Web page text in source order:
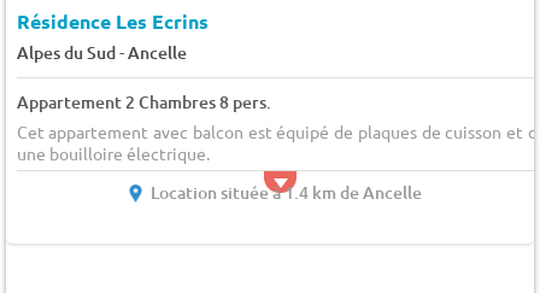
Résidence Les Ecrins
Alpes du Sud-Ancelle
Appartement 2 Chambres 8 pers.
Cet appartement avec balcon est équipé de plaques de cuisson et
une bouilloire électrique.
Location située à 1.4 km de Ancelle